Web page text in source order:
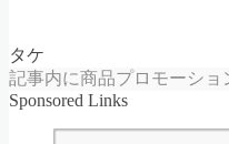
タケ
記事内に商品プロモーシ
Sponsored Links